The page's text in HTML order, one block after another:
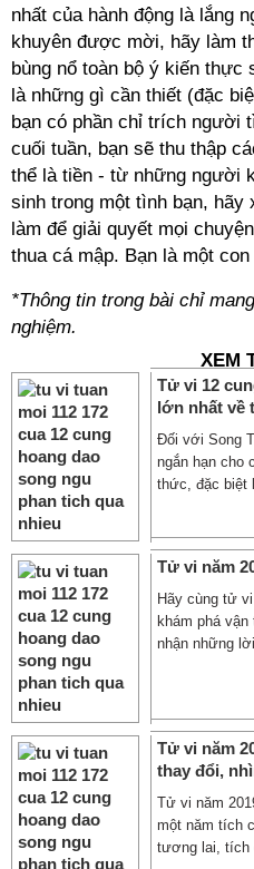
nhất của hành động là lắng
khuyên được mời, hãy làm
bùng nổ toàn bộ ý kiến thực
là những gì cần thiết (đặc
bạn có phần chỉ trích người
cuối tuần, bạn sẽ thu thập
thể là tiền - từ những người
sinh trong một tình bạn, hãy
làm để giải quyết mọi
thua cá mập. Bạn là một
*Thông tin trong bài chỉ
nghiệm.
XEM
Tử vi 12
lớn nhất về
Đối với Song
ngắn hạn cho
thức, đặc biệt
Tử vi năm
Hãy cùng tử
khám phá
nhận những
Tử vi năm
thay đổi,
Tử vi năm
một năm tích
tương lai, tích